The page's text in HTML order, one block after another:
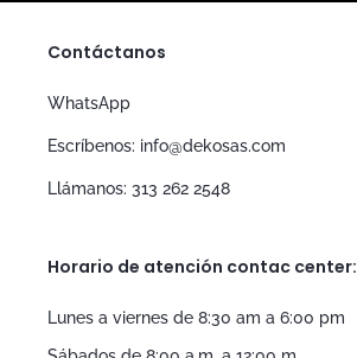
Contáctanos
WhatsApp
Escríbenos: info@dekosas.com
Llámanos: 313 262 2548
Horario de atención contac center:
Lunes a viernes de 8:30 am a 6:00 pm